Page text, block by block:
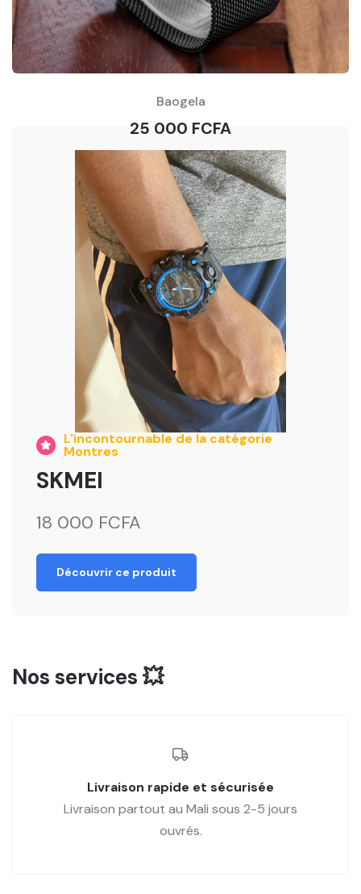
Baogela
25 000 FCFA
L'incontournable de la catégorie
Montres
SKMEI
18 000 FCFA
Découvrir ce produit
Nos services 💥
Livraison rapide et sécurisée
Livraison partout au Mali sous 2-5 jours
ouvrés.